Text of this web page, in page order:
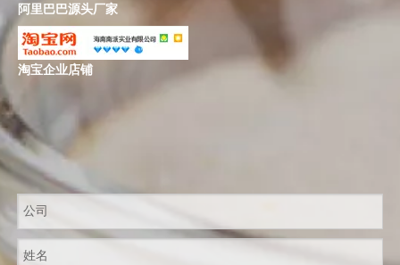
阿里巴巴源头厂家
淘宝企业店铺